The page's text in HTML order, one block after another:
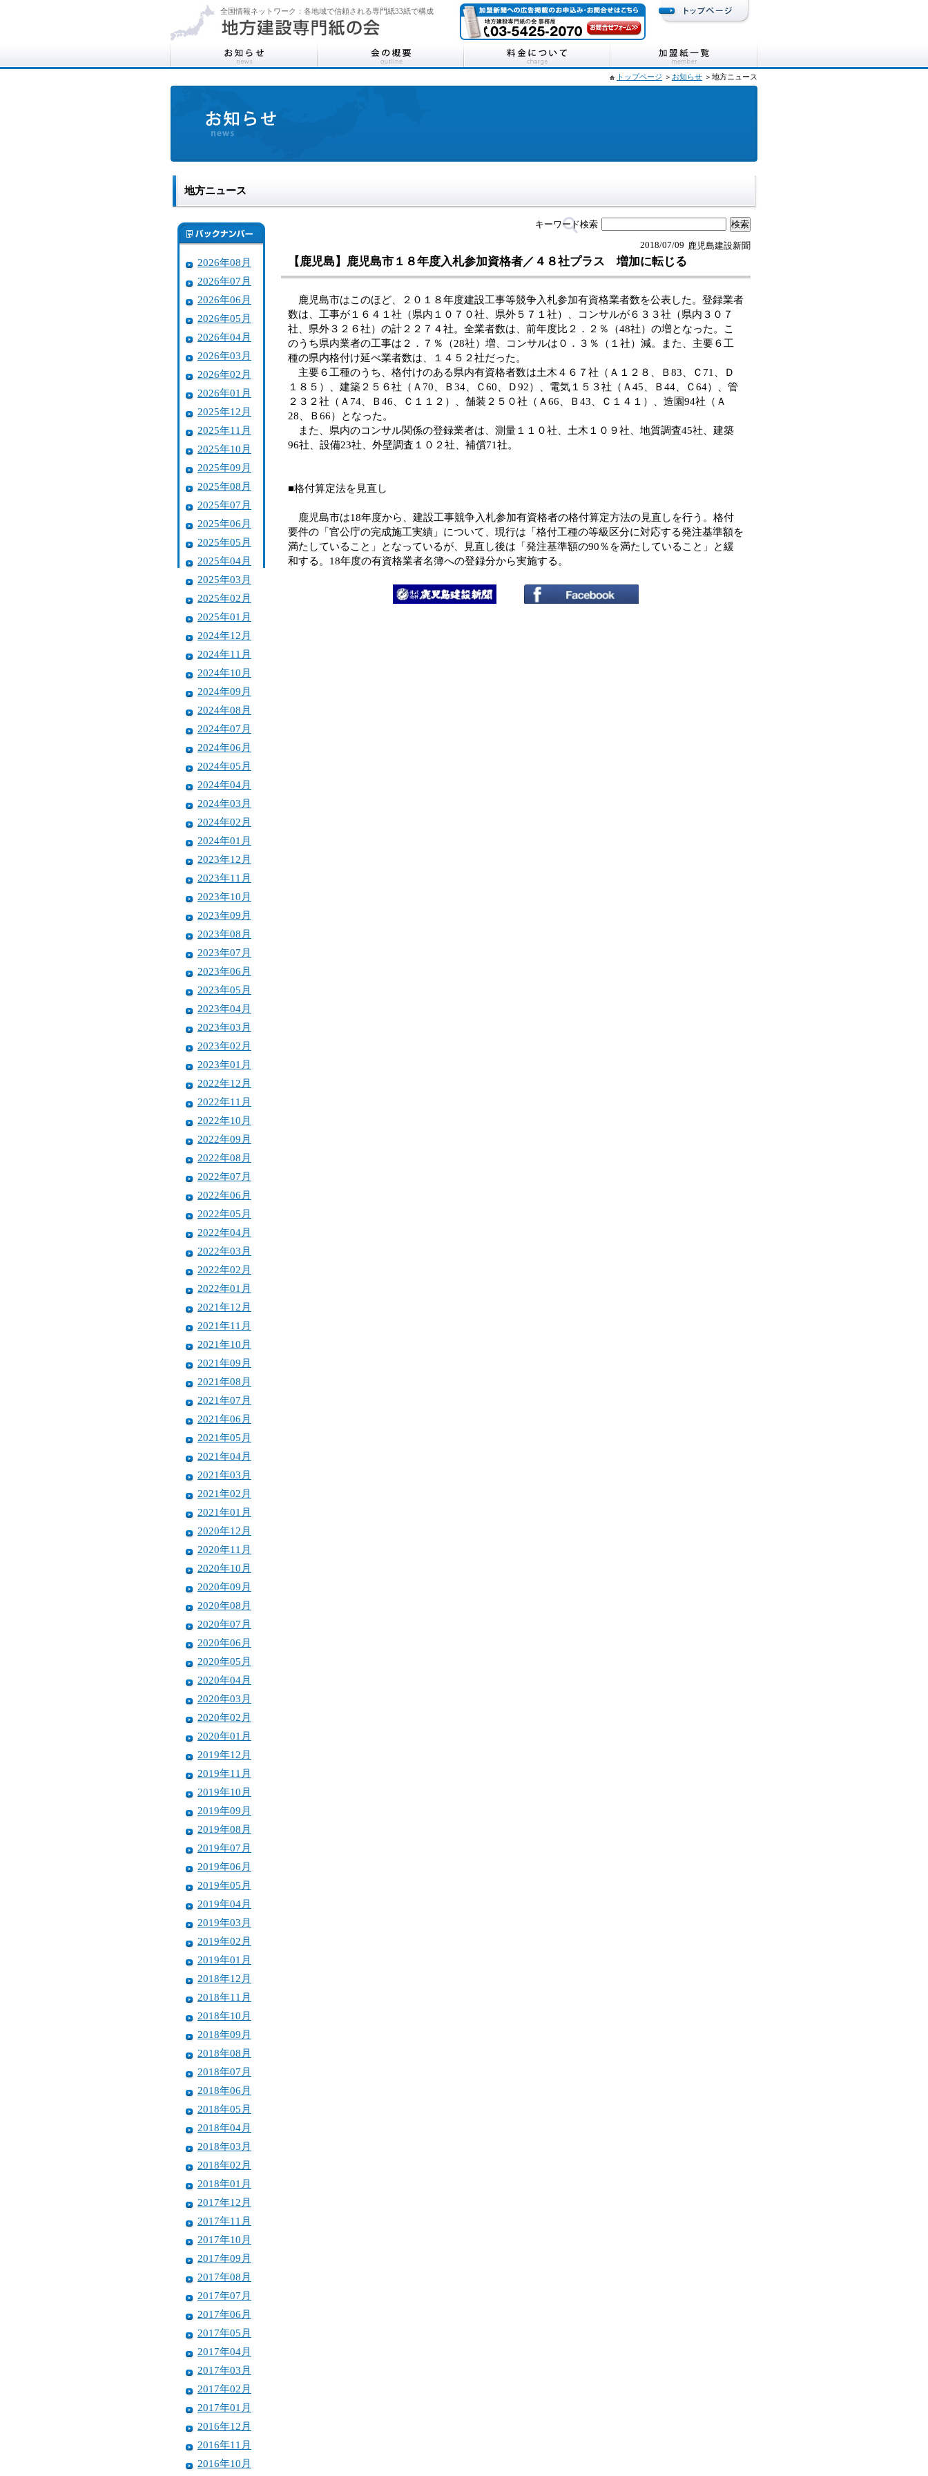
全国情報ネットワーク：各地域で信頼される専門紙33紙で構成
トップページ ＞ お知らせ ＞地方ニュース
地方ニュース
2026年08月
2026年07月
2026年06月
2026年05月
2026年04月
2026年03月
2026年02月
2026年01月
2025年12月
2025年11月
2025年10月
2025年09月
2025年08月
2025年07月
2025年06月
2025年05月
2025年04月
2025年03月
2025年02月
2025年01月
2024年12月
2024年11月
2024年10月
2024年09月
2024年08月
2024年07月
2024年06月
2024年05月
2024年04月
2024年03月
2024年02月
2024年01月
2023年12月
2023年11月
2023年10月
2023年09月
2023年08月
2023年07月
2023年06月
2023年05月
2023年04月
2023年03月
2023年02月
2023年01月
2022年12月
2022年11月
2022年10月
2022年09月
2022年08月
2022年07月
2022年06月
2022年05月
2022年04月
2022年03月
2022年02月
2022年01月
2021年12月
2021年11月
2021年10月
2021年09月
2021年08月
2021年07月
2021年06月
2021年05月
2021年04月
2021年03月
2021年02月
2021年01月
2020年12月
2020年11月
2020年10月
2020年09月
2020年08月
2020年07月
2020年06月
2020年05月
2020年04月
2020年03月
2020年02月
2020年01月
2019年12月
2019年11月
2019年10月
2019年09月
2019年08月
2019年07月
2019年06月
2019年05月
2019年04月
2019年03月
2019年02月
2019年01月
2018年12月
2018年11月
2018年10月
2018年09月
2018年08月
2018年07月
2018年06月
2018年05月
2018年04月
2018年03月
2018年02月
2018年01月
2017年12月
2017年11月
2017年10月
2017年09月
2017年08月
2017年07月
2017年06月
2017年05月
2017年04月
2017年03月
2017年02月
2017年01月
2016年12月
2016年11月
2016年10月
キーワード検索
鹿児島建設新聞
2018/07/09
【鹿児島】鹿児島市１８年度入札参加資格者／４８社プラス 増加に転じる
鹿児島市はこのほど、２０１８年度建設工事等競争入札参加有資格業者数を公表した。登録業者
数は、工事が１６４１社（県内１０７０社、県外５７１社）、コンサルが６３３社（県内３０７
社、県外３２６社）の計２２７４社。全業者数は、前年度比２．２％（48社）の増となった。こ
のうち県内業者の工事は２．７％（28社）増、コンサルは０．３％（１社）減。また、主要６工
種の県内格付け延べ業者数は、１４５２社だった。
主要６工種のうち、格付けのある県内有資格者数は土木４６７社（Ａ１２８、Ｂ83、Ｃ71、Ｄ
１８５）、建築２５６社（Ａ70、Ｂ34、Ｃ60、Ｄ92）、電気１５３社（Ａ45、Ｂ44、Ｃ64）、管
２３２社（Ａ74、Ｂ46、Ｃ１１２）、舗装２５０社（Ａ66、Ｂ43、Ｃ１４１）、造園94社（Ａ
28、Ｂ66）となった。
また、県内のコンサル関係の登録業者は、測量１１０社、土木１０９社、地質調査45社、建築
96社、設備23社、外壁調査１０２社、補償71社。
■格付算定法を見直し
鹿児島市は18年度から、建設工事競争入札参加有資格者の格付算定方法の見直しを行う。格付
要件の「官公庁の完成施工実績」について、現行は「格付工種の等級区分に対応する発注基準額を
満たしていること」となっているが、見直し後は「発注基準額の90％を満たしていること」と緩
和する。18年度の有資格業者名簿への登録分から実施する。